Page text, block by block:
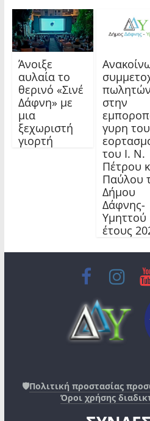
Άνοιξε
αυλαία το
θερινό «Σινέ
Δάφνη» με
μια
ξεχωριστή
γιορτή
πωλητών
στην
γυρη του
του Ι. Ν.
Πέτρου
Παύλου
Δήμου
Δάφνης-
Υμηττού
έτους
🛡️Πολιτική προστασίας
Όροι χρήσης